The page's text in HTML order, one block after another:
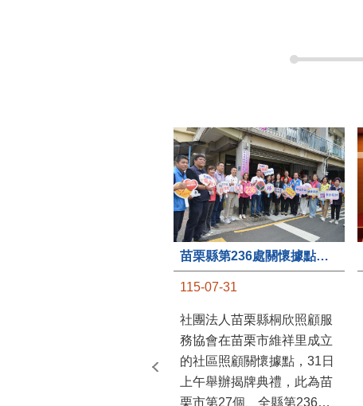
苗栗縣第236處關懷據點在苗栗市維祥里揭牌
115-07-31
社團法人苗栗縣桐欣照顧服
務協會在苗栗市維祥里成立
的社區照顧關懷據點，31日
上午舉辦揭牌典禮，此為苗
栗市第27個、全縣第236處